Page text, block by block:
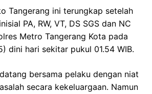
Tangerang ini terungkap setelah
PA, RW, VT, DS SGS dan NC
Metro Tangerang Kota pada
dini hari sekitar pukul 01.54 WIB.
bersama pelaku dengan niat
secara kekeluargaan. Namun